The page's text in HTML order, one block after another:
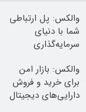
والکس: پل ارتباطی
شما با دنیای
سرمایه‌گذاری
والکس: بازار امن
برای خرید و فروش
دارایی‌های دیجیتال